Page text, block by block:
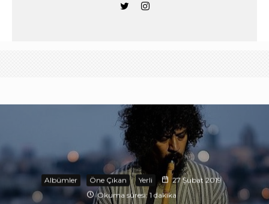
Albümler Öne Çıkan Yerli
27 Şubat 2019
Okuma süresi: 1 dakika